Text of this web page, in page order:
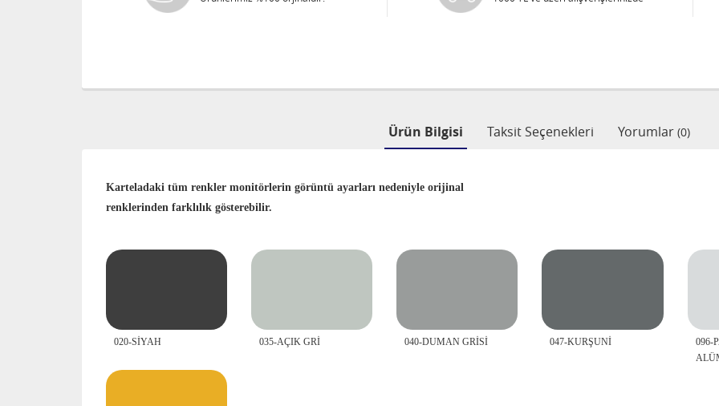
Ürün Bilgisi Taksit Seçenekleri Yorumlar (0)
Karteladaki tüm renkler monitörlerin görüntü ayarları nedeniyle orijinal
renklerinden farklılık gösterebilir.
020-SİYAH 035-AÇIK GRİ 040-DUMAN GRİSİ 047-KURŞUNİ
096-